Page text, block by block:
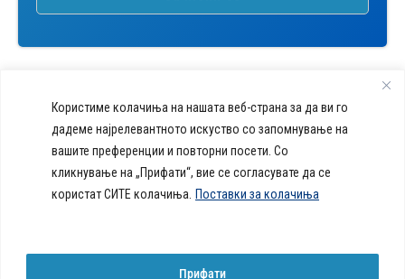
Користиме колачиња на нашата веб-страна за да ви го
дадеме најрелевантното искуство со запомнување на
вашите преференции и повторни посети. Со
кликнување на „Прифати“, вие се согласувате да се
користат СИТЕ колачиња. Поставки за колачиња
Прифати
Daily Dose Of Health -
портал кој ќе ви ги одговори
сите прашања за вашето
callcenter@acibademsistina.mk
+ 389 2 30 99 500